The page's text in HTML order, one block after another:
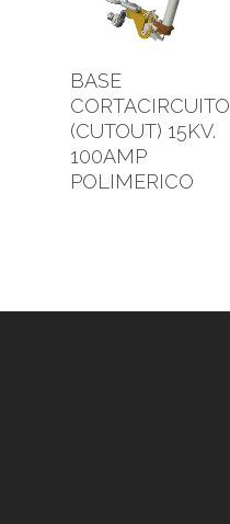
BASE
CORTACIRCUITO
(CUTOUT) 15KV.
100AMP
POLIMERICO